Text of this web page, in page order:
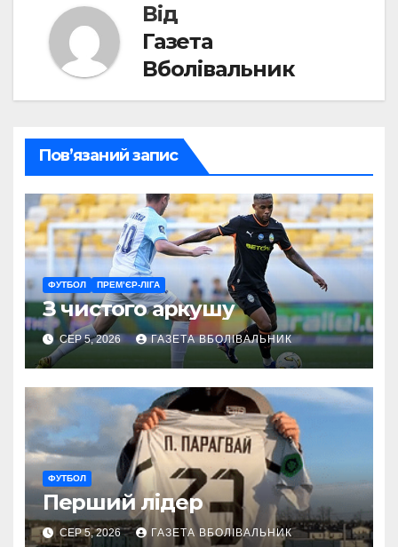
Від
Газета
Вболівальник
Пов’язаний запис
ФУТБОЛ ПРЕМ’ЄР-ЛІГА
З чистого аркушу
СЕР 5, 2026 ГАЗЕТА ВБОЛІВАЛЬНИК
ФУТБОЛ
Перший лідер
СЕР 5, 2026 ГАЗЕТА ВБОЛІВАЛЬНИК